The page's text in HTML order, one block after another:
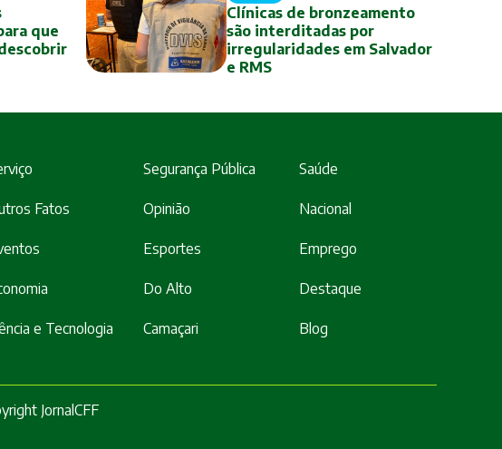
que
Clínicas de bronzeamento
são interditadas por
irregularidades em Salvador
e RMS
Segurança Pública Saúde
Fatos Opinião Nacional
Esportes Emprego
Do Alto Destaque
e Tecnologia Camaçari Blog
JornalCFF